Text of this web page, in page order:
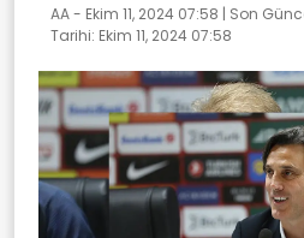
AA - Ekim 11, 2024 07:58 | Son
Tarihi: Ekim 11, 2024 07:58